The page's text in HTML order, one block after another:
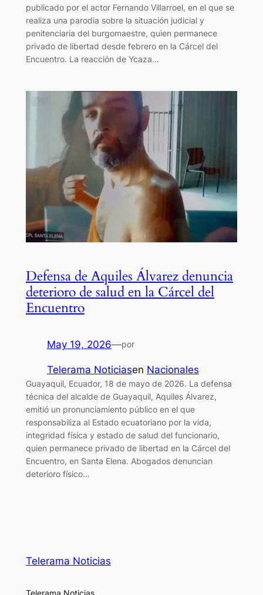
publicado por el actor Fernando Villarroel, en el que se
realiza una parodia sobre la situación judicial y
penitenciaria del burgomaestre, quien permanece
privado de libertad desde febrero en la Cárcel del
Encuentro. La reacción de Ycaza…
Defensa de Aquiles Álvarez denuncia
deterioro de salud en la Cárcel del
Encuentro
May 19, 2026—por
Telerama Noticiasen Nacionales
Guayaquil, Ecuador, 18 de mayo de 2026. La defensa
técnica del alcalde de Guayaquil, Aquiles Álvarez,
emitió un pronunciamiento público en el que
responsabiliza al Estado ecuatoriano por la vida,
integridad física y estado de salud del funcionario,
quien permanece privado de libertad en la Cárcel del
Encuentro, en Santa Elena. Abogados denuncian
deterioro físico…
Telerama Noticias